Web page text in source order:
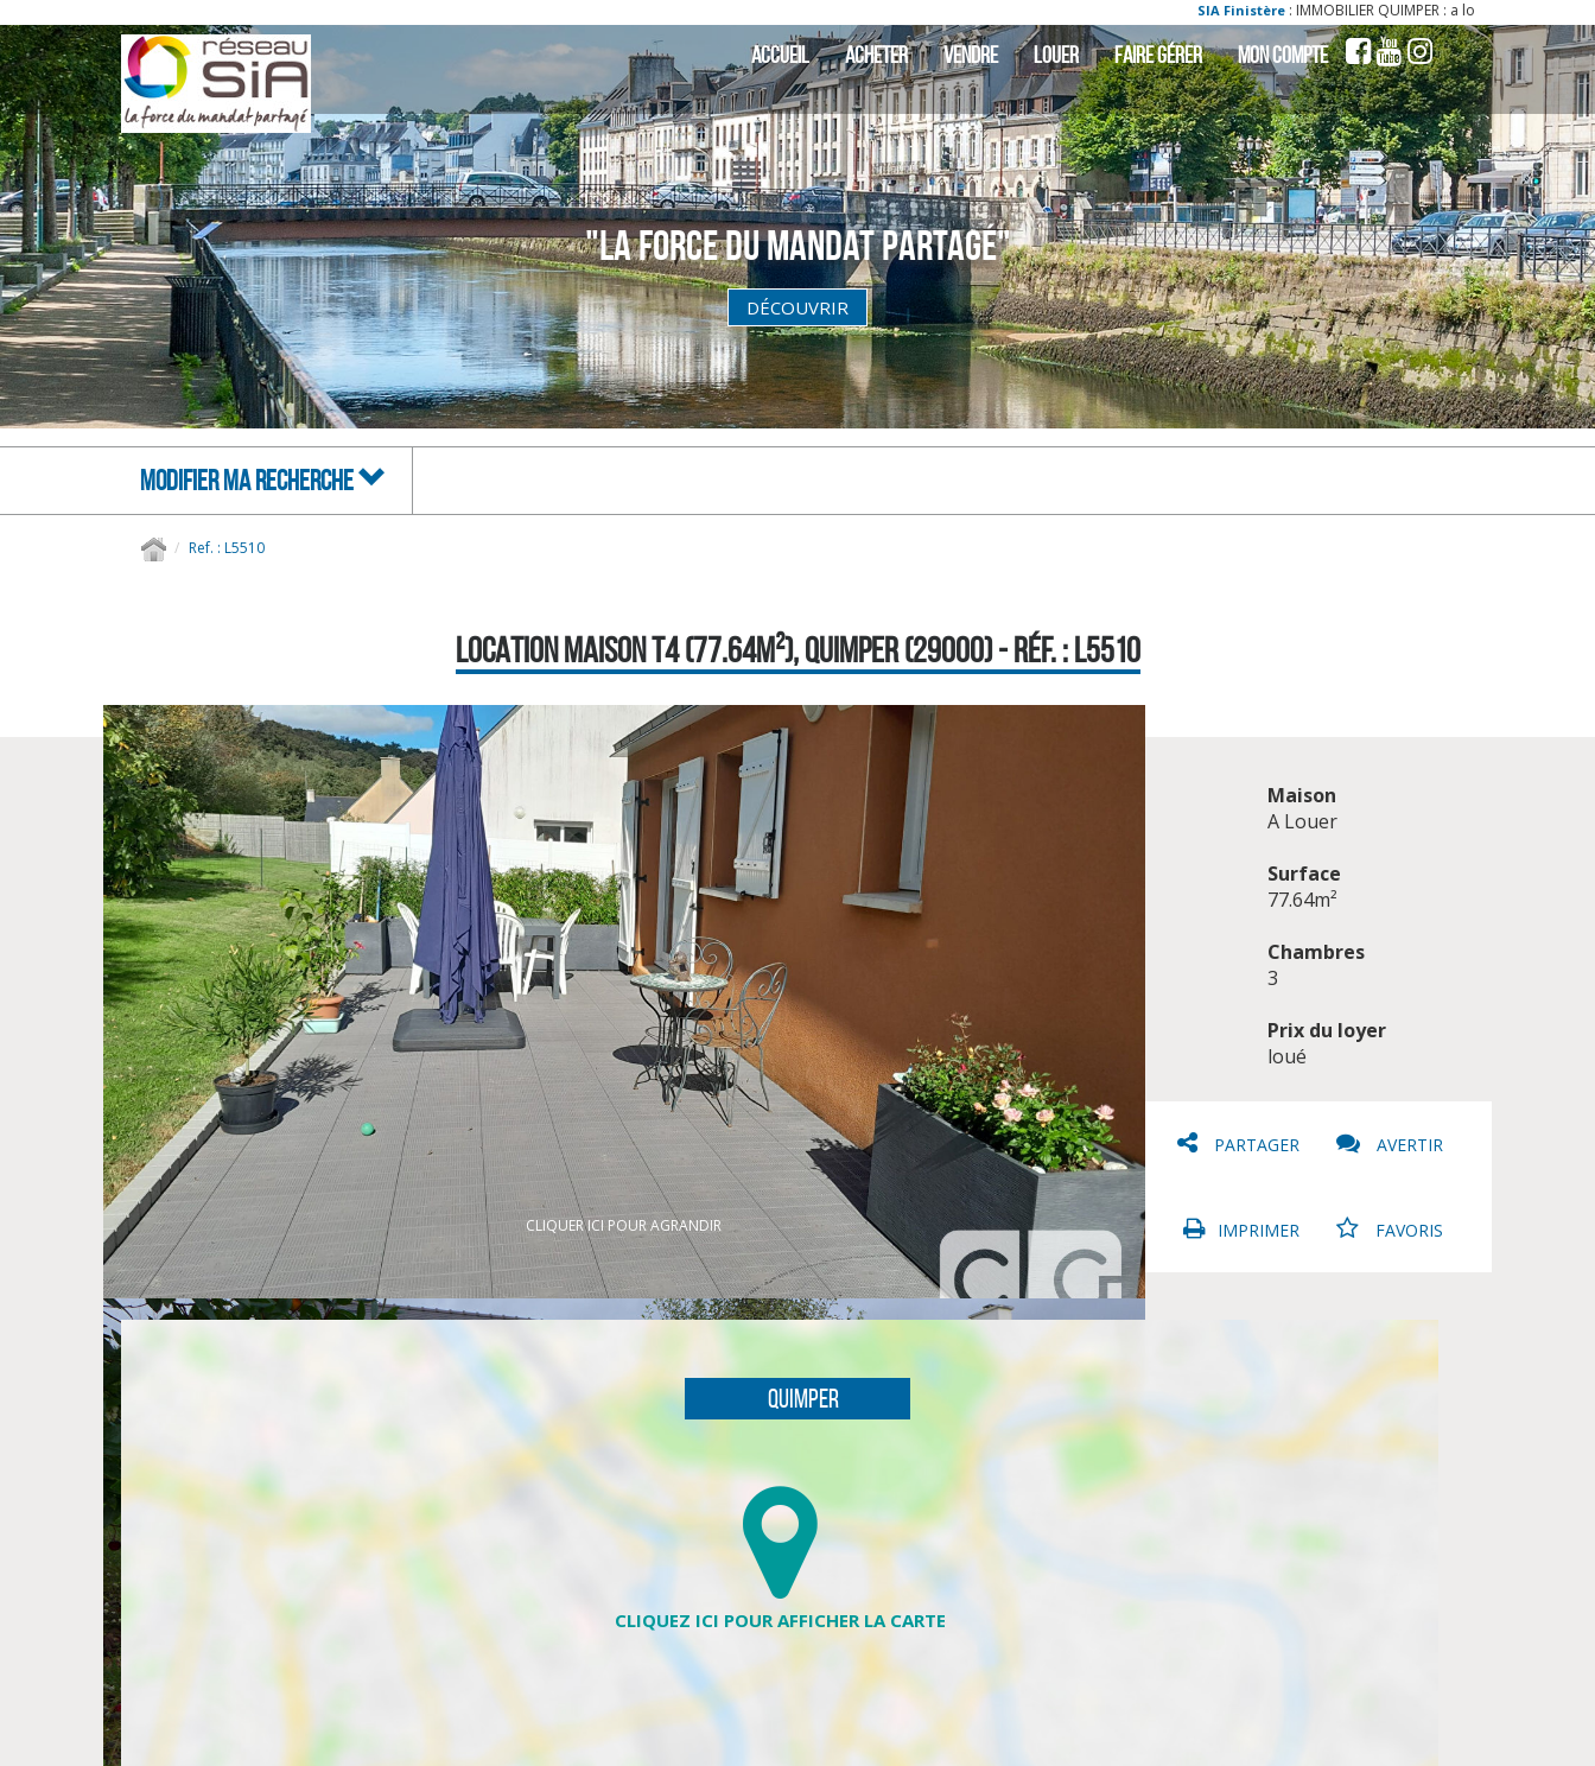
: IMMOBILIER QUIMPER : a louer - locati maison quimper 29000 4
ACCUEIL ACHETER VENDRE LOUER FAIRE GÉRER MON COMPTE
"La Force du Mandat partagé"
DÉCOUVRIR
MODIFIER MA RECHERCHE
Ref. : L5510
LOCATION MAISON T4 (77.64M²), QUIMPER (29000) - RÉF. : L5510
CLIQUER ICI POUR AGRANDIR
Maison
A Louer
Surface
77.64m²
Chambres
3
Prix du loyer
loué
PARTAGER AVERTIR
IMPRIMER FAVORIS
Quimper